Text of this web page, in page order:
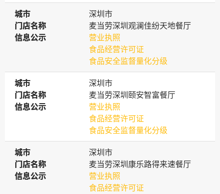
城市
城市
深圳市
门店名称
门店名称
麦当劳深圳观澜佳纷天地餐厅
信息公示
信息公示
营业执照
食品经营许可证
食品安全监督量化分级
城市
城市
深圳市
门店名称
门店名称
麦当劳深圳颐安智富餐厅
信息公示
信息公示
营业执照
食品经营许可证
食品安全监督量化分级
城市
城市
深圳市
门店名称
门店名称
麦当劳深圳康乐路得来速餐厅
信息公示
信息公示
营业执照
食品经营许可证